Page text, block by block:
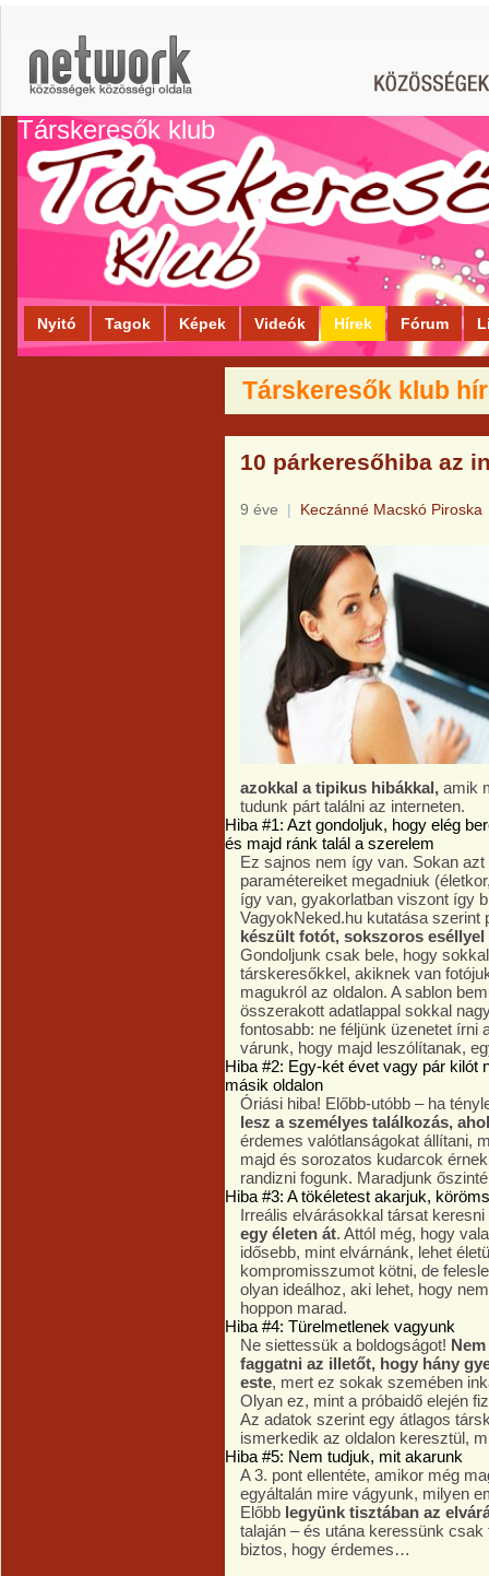
Társkeresők klub
Nyitó Tagok Képek Videók Hírek Fórum
Társkeresők klub
10 párkeresőhiba az
9 éve | Keczánné Macskó Piroska
azokkal a tipikus hibákkal, amik
tudunk párt találni az interneten.
Hiba #1: Azt gondoljuk, hogy elég
és majd ránk talál a szerelem
Ez sajnos nem így van. Sokan
paramétereiket megadniuk
így van, gyakorlatban viszont így
VagyokNeked.hu kutatása szerint
készült fotót, sokszoros
Gondoljunk csak bele, hogy
társkeresőkkel, akiknek van
magukról az oldalon. A sablon
összerakott adatlappal sokkal
fontosabb: ne féljünk üzenetet
várunk, hogy majd leszólítanak,
Hiba #2: Egy-két évet vagy pár kilót
másik oldalon
Óriási hiba! Előbb-utóbb – ha
lesz a személyes találkozás,
érdemes valótlanságokat állítani,
majd és sorozatos kudarcok
randizni fogunk. Maradjunk
Hiba #3: A tökéletest akarjuk,
Irreális elvárásokkal társat keresni
egy életen át. Attól még, hogy
idősebb, mint elvárnánk, lehet
kompromisszumot kötni, de
olyan ideálhoz, aki lehet, hogy
hoppon marad.
Hiba #4: Türelmetlenek vagyunk
Ne siettessük a boldogságot!
faggatni az illetőt, hogy hány
este, mert ez sokak szemében
Olyan ez, mint a próbaidő elején
Az adatok szerint egy átlagos
ismerkedik az oldalon keresztül,
Hiba #5: Nem tudjuk, mit akarunk
A 3. pont ellentéte, amikor még
egyáltalán mire vágyunk, milyen
Előbb legyünk tisztában az
talaján – és utána keressünk
biztos, hogy érdemes…